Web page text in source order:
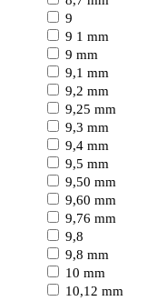
9
9 1 mm
9 mm
9,1 mm
9,2 mm
9,25 mm
9,3 mm
9,4 mm
9,5 mm
9,50 mm
9,60 mm
9,76 mm
9,8
9,8 mm
10 mm
10,12 mm